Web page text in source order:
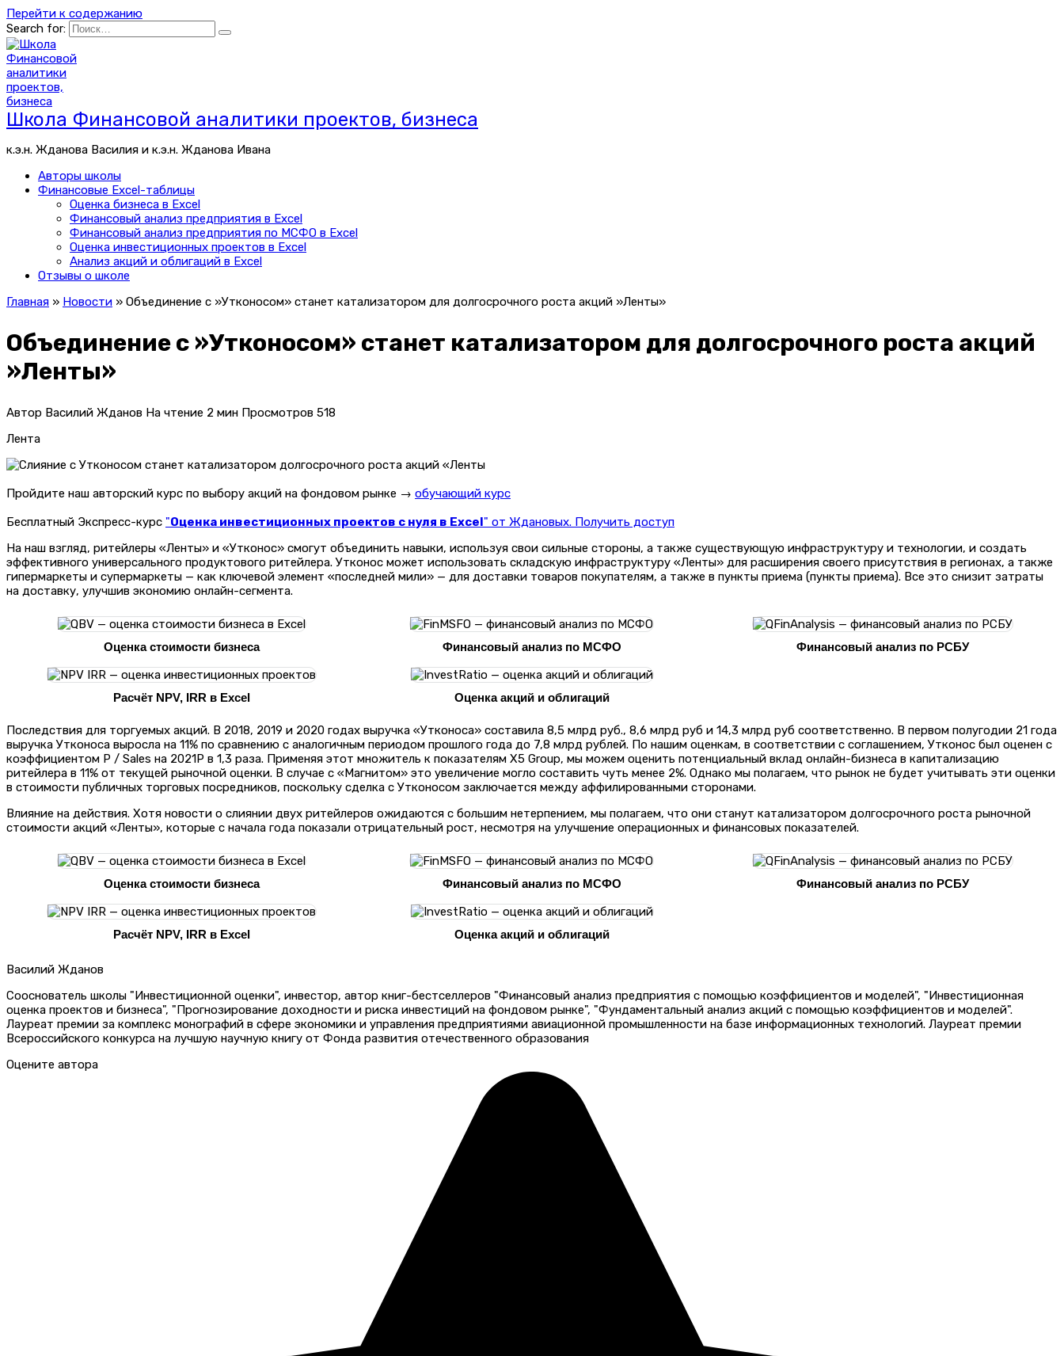
Перейти к содержанию
Search for:
Школа Финансовой аналитики проектов, бизнеса
к.э.н. Жданова Василия и к.э.н. Жданова Ивана
Авторы школы
Финансовые Excel-таблицы
Оценка бизнеса в Excel
Финансовый анализ предприятия в Excel
Финансовый анализ предприятия по МСФО в Excel
Оценка инвестиционных проектов в Excel
Анализ акций и облигаций в Excel
Отзывы о школе
Главная » Новости » Объединение с »Утконосом» станет катализатором для долгосрочного роста акций »Ленты»
Объединение с »Утконосом» станет катализатором для долгосрочного роста акций
»Ленты»
Автор Василий Жданов На чтение 2 мин Просмотров 518
Лента
Пройдите наш авторский курс по выбору акций на фондовом рынке → обучающий курс
Бесплатный Экспресс-курс "Оценка инвестиционных проектов с нуля в Excel" от Ждановых. Получить доступ
На наш взгляд, ритейлеры «Ленты» и «Утконос» смогут объединить навыки, используя свои сильные стороны, а также существующую инфраструктуру и технологии, и создать
эффективного универсального продуктового ритейлера. Утконос может использовать складскую инфраструктуру «Ленты» для расширения своего присутствия в регионах, а также
гипермаркеты и супермаркеты — как ключевой элемент «последней мили» — для доставки товаров покупателям, а также в пункты приема (пункты приема). Все это снизит затраты
на доставку, улучшив экономию онлайн-сегмента.
Оценка стоимости бизнеса Финансовый анализ по МСФО Финансовый анализ по РСБУ
Расчёт NPV, IRR в Excel Оценка акций и облигаций
Последствия для торгуемых акций. В 2018, 2019 и 2020 годах выручка «Утконоса» составила 8,5 млрд руб., 8,6 млрд руб и 14,3 млрд руб соответственно. В первом полугодии 21 года
выручка Утконоса выросла на 11% по сравнению с аналогичным периодом прошлого года до 7,8 млрд рублей. По нашим оценкам, в соответствии с соглашением, Утконос был оценен с
коэффициентом P / Sales на 2021P в 1,3 раза. Применяя этот множитель к показателям X5 Group, мы можем оценить потенциальный вклад онлайн-бизнеса в капитализацию
ритейлера в 11% от текущей рыночной оценки. В случае с «Магнитом» это увеличение могло составить чуть менее 2%. Однако мы полагаем, что рынок не будет учитывать эти оценки
в стоимости публичных торговых посредников, поскольку сделка с Утконосом заключается между аффилированными сторонами.
Влияние на действия. Хотя новости о слиянии двух ритейлеров ожидаются с большим нетерпением, мы полагаем, что они станут катализатором долгосрочного роста рыночной
стоимости акций «Ленты», которые с начала года показали отрицательный рост, несмотря на улучшение операционных и финансовых показателей.
Оценка стоимости бизнеса Финансовый анализ по МСФО Финансовый анализ по РСБУ
Расчёт NPV, IRR в Excel Оценка акций и облигаций
Василий Жданов
Сооснователь школы "Инвестиционной оценки", инвестор, автор книг-бестселлеров "Финансовый анализ предприятия с помощью коэффициентов и моделей", "Инвестиционная
оценка проектов и бизнеса", "Прогнозирование доходности и риска инвестиций на фондовом рынке", "Фундаментальный анализ акций с помощью коэффициентов и моделей".
Лауреат премии за комплекс монографий в сфере экономики и управления предприятиями авиационной промышленности на базе информационных технологий. Лауреат премии
Всероссийского конкурса на лучшую научную книгу от Фонда развития отечественного образования
Оцените автора